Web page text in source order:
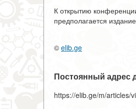
К открытию
предполагается
© elib.ge
Постоянный адрес
https://elib.ge/m/